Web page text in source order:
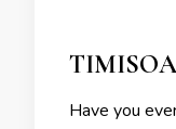
Have you